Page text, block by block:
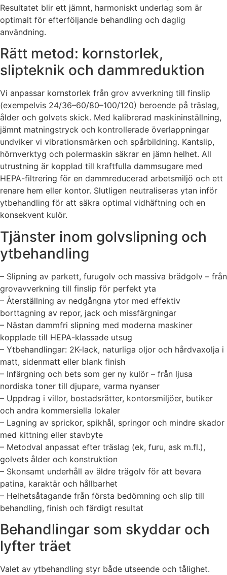
Resultatet blir ett jämnt, harmoniskt underlag som är
optimalt för efterföljande behandling och daglig
användning.
Rätt metod: kornstorlek,
slipteknik och dammreduktion
Vi anpassar kornstorlek från grov avverkning till finslip
(exempelvis 24/36–60/80–100/120) beroende på träslag,
ålder och golvets skick. Med kalibrerad maskininställning,
jämnt matningstryck och kontrollerade överlappningar
undviker vi vibrationsmärken och spårbildning. Kantslip,
hörnverktyg och polermaskin säkrar en jämn helhet. All
utrustning är kopplad till kraftfulla dammsugare med
HEPA-filtrering för en dammreducerad arbetsmiljö och ett
renare hem eller kontor. Slutligen neutraliseras ytan inför
ytbehandling för att säkra optimal vidhäftning och en
konsekvent kulör.
Tjänster inom golvslipning och
ytbehandling
– Slipning av parkett, furugolv och massiva brädgolv – från
grovavverkning till finslip för perfekt yta
– Återställning av nedgångna ytor med effektiv
borttagning av repor, jack och missfärgningar
– Nästan dammfri slipning med moderna maskiner
kopplade till HEPA-klassade utsug
– Ytbehandlingar: 2K-lack, naturliga oljor och hårdvaxolja i
matt, sidenmatt eller blank finish
– Infärgning och bets som ger ny kulör – från ljusa
nordiska toner till djupare, varma nyanser
– Uppdrag i villor, bostadsrätter, kontorsmiljöer, butiker
och andra kommersiella lokaler
– Lagning av sprickor, spikhål, springor och mindre skador
med kittning eller stavbyte
– Metodval anpassat efter träslag (ek, furu, ask m.fl.),
golvets ålder och konstruktion
– Skonsamt underhåll av äldre trägolv för att bevara
patina, karaktär och hållbarhet
– Helhetsåtagande från första bedömning och slip till
behandling, finish och färdigt resultat
Behandlingar som skyddar och
lyfter träet
Valet av ytbehandling styr både utseende och tålighet.